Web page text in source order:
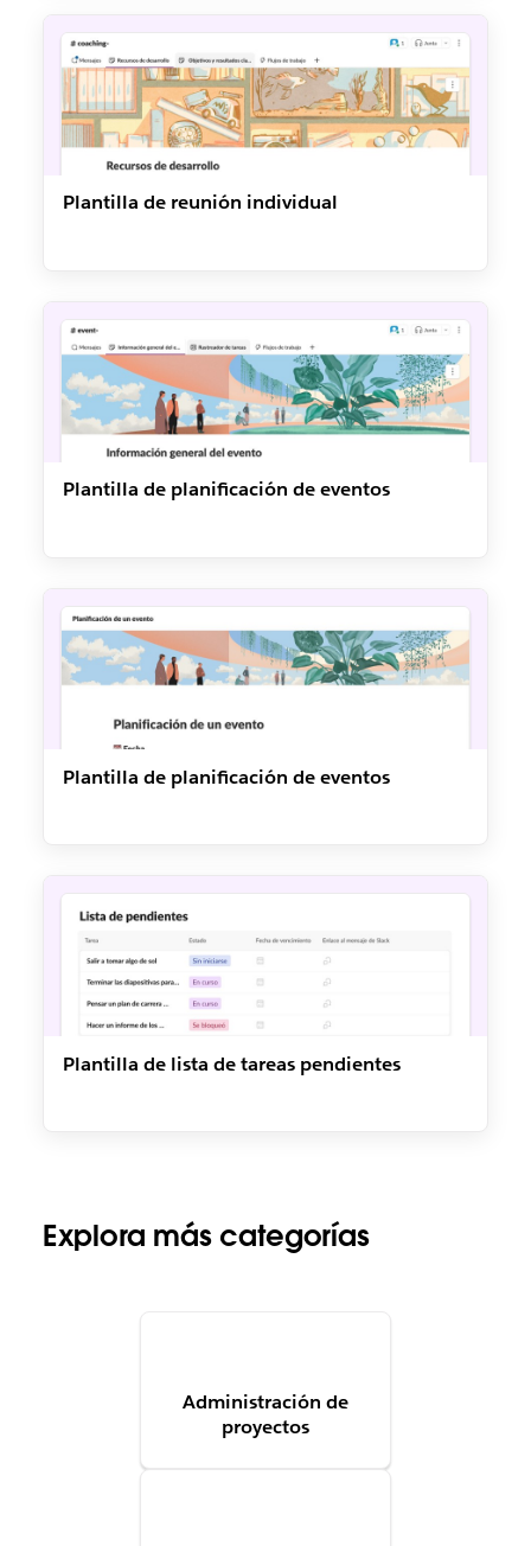
Plantilla de reunión individual
Plantilla de planificación de eventos
Plantilla de planificación de eventos
Plantilla de lista de tareas pendientes
Explora más categorías
Administración de
proyectos